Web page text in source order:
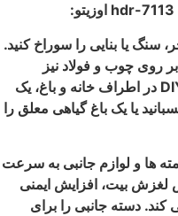
سنگ یا بنایی را سوراخ کنید.
بر روی چوب و فولاد نیز
ایده آل برای پروژه های DIY در اطراف خانه و باغ، یک
یا یک باغ گیاهی معلق را
بین مته ها و لوازم جانبی به سرعت
بیت، افزایش ایمنی
کند. دسته جانبی را برای